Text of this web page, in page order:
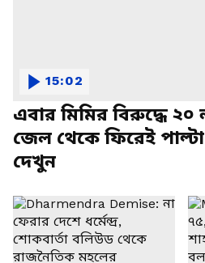
এবার মিমির বিরুদ্ধে ২০
জেল থেকে ফিরেই
দেখুন
15:02